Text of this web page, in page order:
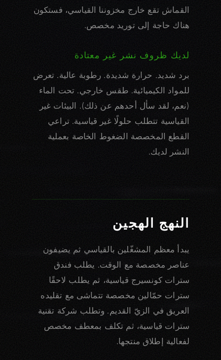
القماش تقع خارج مخزوننا القياسي، فستكون
هناك حاجة إلى توريد مخصص.
لديك ظروف نشر غير معتادة
برد شديد. حرارة شديدة. رطوبة عالية. تعرض
للمواد الكيميائية. طقس خارجي. تحت الماء
(نعم، لقد سأل أحدهم عن ذلك). البيئات غير
القياسية تتطلب حلولًا غير قياسية. تراعي
القطع المخصصة الضغوط الخاصة بعملية
النشر لديك.
النهج الهجين
يبدأ معظم المشغّلين بالقياسي ثم يضيفون
عناصر مخصصة مع الوقت. يطلب فندق
سترات كونسيرج قياسية، ثم يطلب لاحقًا
سترات حمّالين مخصصة تتماشى مع تقليده
العريق في الزيّ القديم. وتطلب شركة تقنية
سترات قياسية، ثم تكلف بمعطف مخصص
لفعالية إطلاق منتجها.